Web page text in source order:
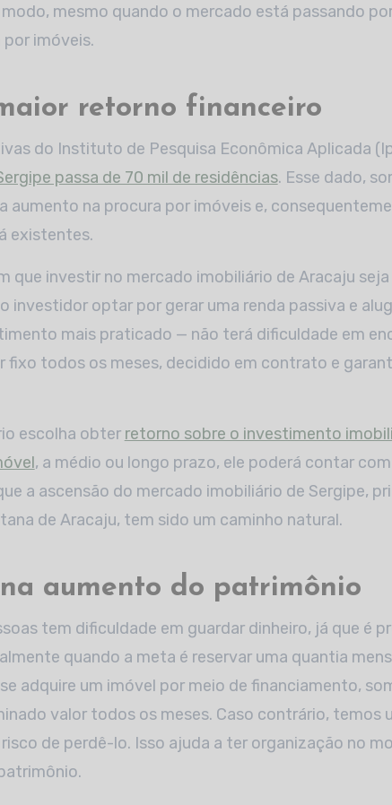
mesmo quando o mercado está passando
imóveis.
retorno financeiro
do Instituto de Pesquisa Econômica Aplicada
passa de 70 mil de residências. Esse dado,
aumento na procura por imóveis e,
existentes.
que investir no mercado imobiliário de Aracaju
investidor optar por gerar uma renda passiva e
mais praticado — não terá dificuldade em
fixo todos os meses, decidido em contrato e
escolha obter retorno sobre o investimento
, a médio ou longo prazo, ele poderá contar
a ascensão do mercado imobiliário de Sergipe,
de Aracaju, tem sido um caminho natural.
aumento do patrimônio
tem dificuldade em guardar dinheiro, já que é
quando a meta é reservar uma quantia
adquire um imóvel por meio de financiamento,
valor todos os meses. Caso contrário, temos
de perdê-lo. Isso ajuda a ter organização no